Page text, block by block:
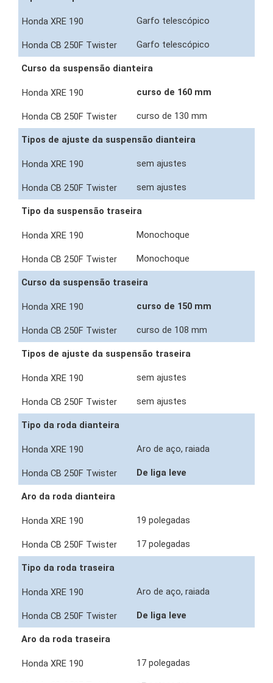
Garfo telescópico
Garfo telescópico
Curso da suspensão dianteira
curso de 160 mm
curso de 130 mm
Tipos de ajuste da suspensão dianteira
sem ajustes
sem ajustes
Tipo da suspensão traseira
Monochoque
Monochoque
Curso da suspensão traseira
curso de 150 mm
curso de 108 mm
Tipos de ajuste da suspensão traseira
sem ajustes
sem ajustes
Tipo da roda dianteira
Aro de aço, raiada
De liga leve
Aro da roda dianteira
19 polegadas
17 polegadas
Tipo da roda traseira
Aro de aço, raiada
De liga leve
Aro da roda traseira
17 polegadas